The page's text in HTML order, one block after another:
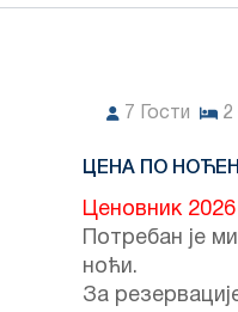
7 Гости 2
ЦЕНА ПО
Ценовник 2026
Потребан је
ноћи.
За